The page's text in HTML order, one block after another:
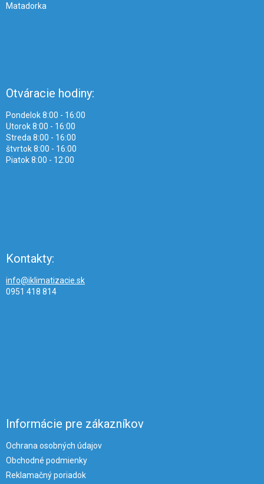
Matadorka
Otváracie hodiny:
Pondelok 8:00 - 16:00
Utorok 8:00 - 16:00
Streda 8:00 - 16:00
štvrtok 8:00 - 16:00
Piatok 8:00 - 12:00
Kontakty:
info@iklimatizacie.sk
0951 418 814
Informácie pre zákazníkov
Ochrana osobných údajov
Obchodné podmienky
Reklamačný poriadok